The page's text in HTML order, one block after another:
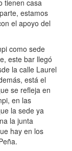
tienen casa
estamos
el apoyo del
como sede
este bar llegó
la calle Laurel
está el
se refleja en
en las
la sede ya
la junta
hay en los